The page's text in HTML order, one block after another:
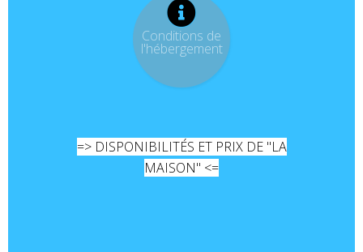
Conditions de
l'hébergement
=> DISPONIBILITÉS ET PRIX DE "LA
MAISON" <=